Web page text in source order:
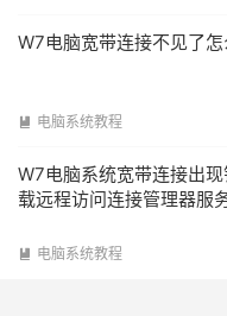
W7电脑宽带连接不见了
 电脑系统教程
W7电脑系统宽带连接出
载远程访问连接管理器服
 电脑系统教程